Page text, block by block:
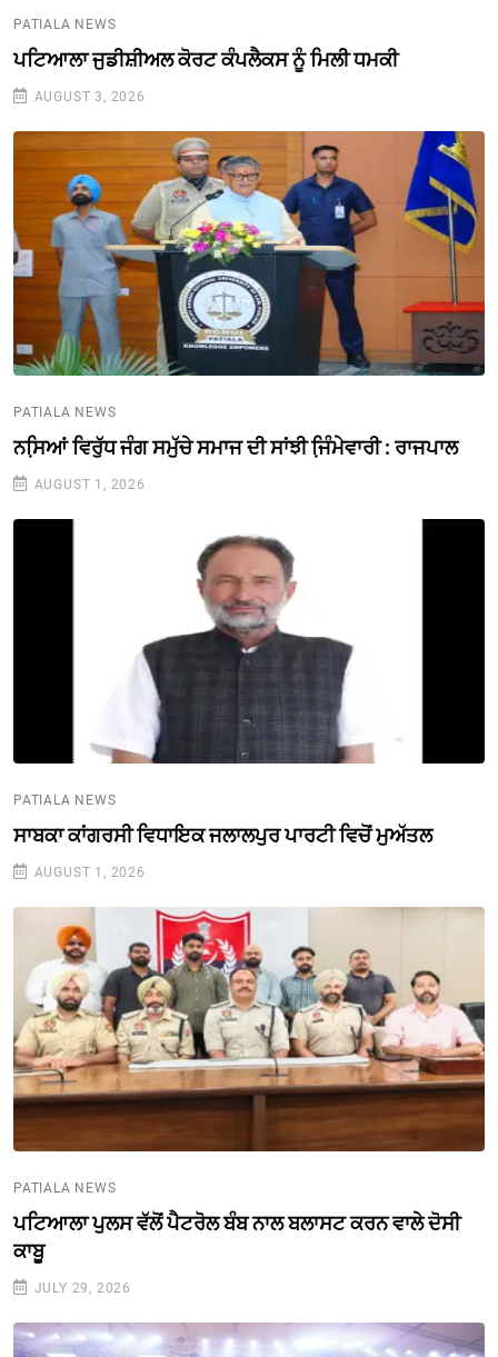
PATIALA NEWS
ਪਟਿਆਲਾ ਜੁਡੀਸ਼ੀਅਲ ਕੋਰਟ ਕੰਪਲੈਕਸ ਨੂੰ ਮਿਲੀ ਧਮਕੀ
AUGUST 3, 2026
PATIALA NEWS
ਨਸਿ਼ਆਂ ਵਿਰੁੱਧ ਜੰਗ ਸਮੁੱਚੇ ਸਮਾਜ ਦੀ ਸਾਂਝੀ ਜਿ਼ੰਮੇਵਾਰੀ : ਰਾਜਪਾਲ
AUGUST 1, 2026
PATIALA NEWS
ਸਾਬਕਾ ਕਾਂਗਰਸੀ ਵਿਧਾਇਕ ਜਲਾਲਪੁਰ ਪਾਰਟੀ ਵਿਚੋਂ ਮੁਅੱਤਲ
AUGUST 1, 2026
PATIALA NEWS
ਪਟਿਆਲਾ ਪੁਲਸ ਵੱਲੋਂ ਪੈਟਰੋਲ ਬੰਬ ਨਾਲ ਬਲਾਸਟ ਕਰਨ ਵਾਲੇ ਦੋਸੀ
ਕਾਬੂ
JULY 29, 2026